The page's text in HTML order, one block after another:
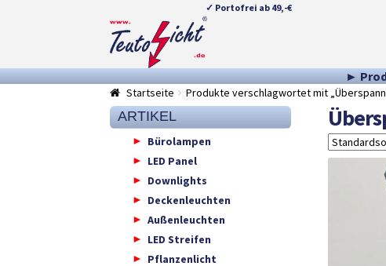
✓ Portofrei ab 49,-€
Zur
Navigation
springen
Springe
zum
►
Startseite
Produkte verschlagwortet mit
ARTIKEL
Bürolampen
LED Panel
Downlights
Deckenleuchten
Außenleuchten
LED Streifen
Pflanzenlicht